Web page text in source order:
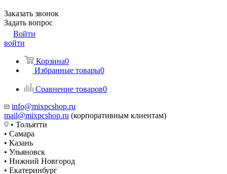
Заказать звонок
Задать вопрос
Войти
войти
Корзина0
Избранные товары0
Сравнение товаров0
info@mixpcshop.ru
mail@mixpcshop.ru (корпоративным клиентам)
• Тольятти
• Самара
• Казань
• Ульяновск
• Нижний Новгород
• Екатеринбург